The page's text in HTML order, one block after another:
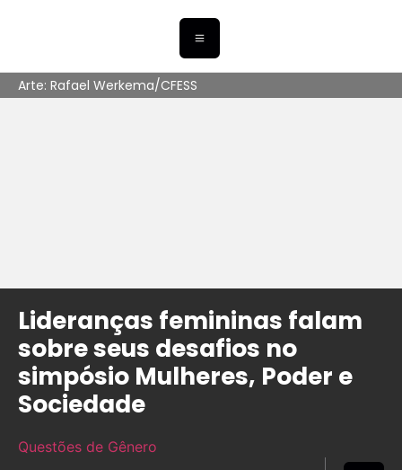
Arte: Rafael Werkema/CFESS
Lideranças femininas falam
sobre seus desafios no
simpósio Mulheres, Poder e
Sociedade
Questões de Gênero